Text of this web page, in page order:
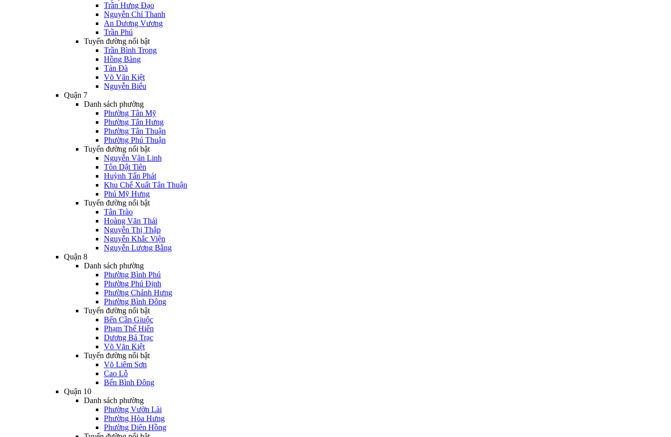
Trần Hưng Đạo
Nguyễn Chí Thanh
An Dương Vương
Trần Phú
Tuyến đường nổi bật
Trần Bình Trọng
Hồng Bàng
Tản Đà
Võ Văn Kiệt
Nguyễn Biểu
Quận 7
Danh sách phường
Phường Tân Mỹ
Phường Tân Hưng
Phường Tân Thuận
Phường Phú Thuận
Tuyến đường nổi bật
Nguyễn Văn Linh
Tôn Dật Tiên
Huỳnh Tấn Phát
Khu Chế Xuất Tân Thuận
Phú Mỹ Hưng
Tuyến đường nổi bật
Tân Trào
Hoàng Văn Thái
Nguyễn Thị Thập
Nguyễn Khắc Viện
Nguyễn Lương Bằng
Quận 8
Danh sách phường
Phường Bình Phú
Phường Phú Định
Phường Chánh Hưng
Phường Bình Đông
Tuyến đường nổi bật
Bến Cần Giuộc
Phạm Thế Hiển
Dương Bá Trạc
Võ Văn Kiệt
Tuyến đường nổi bật
Võ Liêm Sơn
Cao Lỗ
Bến Bình Đông
Quận 10
Danh sách phường
Phường Vườn Lài
Phường Hòa Hưng
Phường Diên Hồng